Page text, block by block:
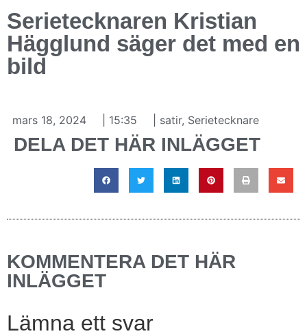
Serietecknaren Kristian
Hägglund säger det med en
bild
mars 18, 2024 15:35 satir, Serietecknare
DELA DET HÄR INLÄGGET
KOMMENTERA DET HÄR
INLÄGGET
Lämna ett svar